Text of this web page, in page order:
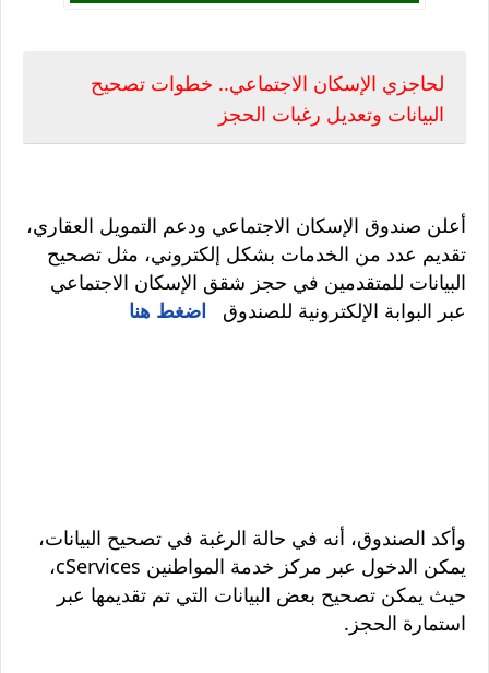
لحاجزي الإسكان الاجتماعي.. خطوات تصحيح
البيانات وتعديل رغبات الحجز
أعلن صندوق الإسكان الاجتماعي ودعم التمويل العقاري،
تقديم عدد من الخدمات بشكل إلكتروني، مثل تصحيح
البيانات للمتقدمين في حجز شقق الإسكان الاجتماعي
عبر البوابة الإلكترونية للصندوق اضغط هنا
وأكد الصندوق، أنه في حالة الرغبة في تصحيح البيانات،
يمكن الدخول عبر مركز خدمة المواطنين cServices،
حيث يمكن تصحيح بعض البيانات التي تم تقديمها عبر
استمارة الحجز.